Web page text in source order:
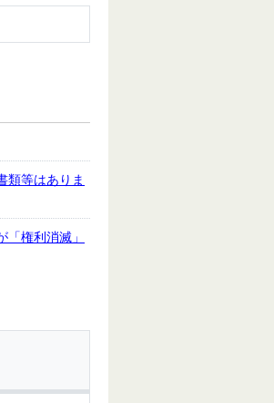
類等はありま
権利消滅」